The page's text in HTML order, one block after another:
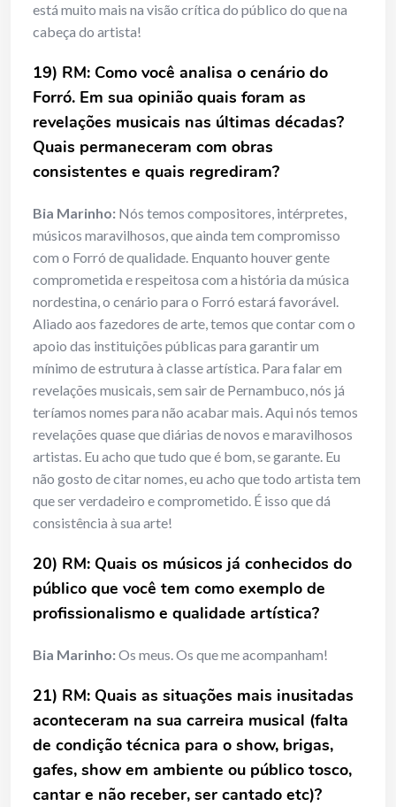
está muito mais na visão crítica do público do que na
cabeça do artista!
19) RM: Como você analisa o cenário do
Forró. Em sua opinião quais foram as
revelações musicais nas últimas décadas?
Quais permaneceram com obras
consistentes e quais regrediram?
Bia Marinho: Nós temos compositores, intérpretes,
músicos maravilhosos, que ainda tem compromisso
com o Forró de qualidade. Enquanto houver gente
comprometida e respeitosa com a história da música
nordestina, o cenário para o Forró estará favorável.
Aliado aos fazedores de arte, temos que contar com o
apoio das instituições públicas para garantir um
mínimo de estrutura à classe artística. Para falar em
revelações musicais, sem sair de Pernambuco, nós já
teríamos nomes para não acabar mais. Aqui nós temos
revelações quase que diárias de novos e maravilhosos
artistas. Eu acho que tudo que é bom, se garante. Eu
não gosto de citar nomes, eu acho que todo artista tem
que ser verdadeiro e comprometido. É isso que dá
consistência à sua arte!
20) RM: Quais os músicos já conhecidos do
público que você tem como exemplo de
profissionalismo e qualidade artística?
Bia Marinho:Os meus. Os que me acompanham!
21) RM: Quais as situações mais inusitadas
aconteceram na sua carreira musical (falta
de condição técnica para o show, brigas,
gafes, show em ambiente ou público tosco,
cantar e não receber, ser cantado etc)?